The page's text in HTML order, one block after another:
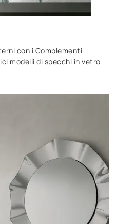
con i Complementi
modelli di specchi in vetro